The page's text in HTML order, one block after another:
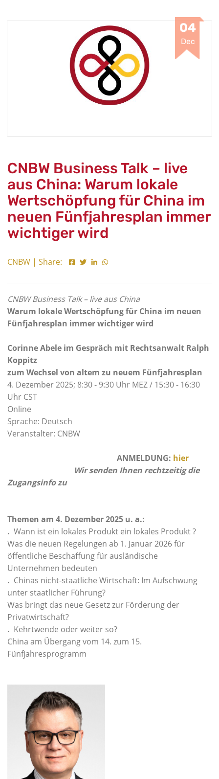
04
Dec
CNBW Business Talk – live
aus China: Warum lokale
Wertschöpfung für China im
neuen Fünfjahresplan immer
wichtiger wird
CNBW | Share:
CNBW Business Talk – live aus China
Warum lokale Wertschöpfung für China im neuen
Fünfjahresplan immer wichtiger wird
Corinne Abele im Gespräch mit Rechtsanwalt Ralph
Koppitz
zum Wechsel von altem zu neuem Fünfjahresplan
4. Dezember 2025; 8:30 - 9:30 Uhr MEZ / 15:30 - 16:30
Uhr CST
Online
Sprache: Deutsch
Veranstalter: CNBW
ANMELDUNG: hier
Wir senden Ihnen rechtzeitig die
Zugangsinfo zu
Themen am 4. Dezember 2025 u. a.:
. Wann ist ein lokales Produkt ein lokales Produkt ?
Was die neuen Regelungen ab 1. Januar 2026 für
öffentliche Beschaffung für ausländische
Unternehmen bedeuten
. Chinas nicht-staatliche Wirtschaft: Im Aufschwung
unter staatlicher Führung?
Was bringt das neue Gesetz zur Förderung der
Privatwirtschaft?
. Kehrtwende oder weiter so?
China am Übergang vom 14. zum 15.
Fünfjahresprogramm